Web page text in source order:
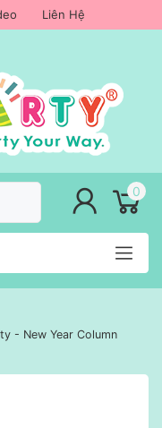
Liên Hệ
0
- New Year Column